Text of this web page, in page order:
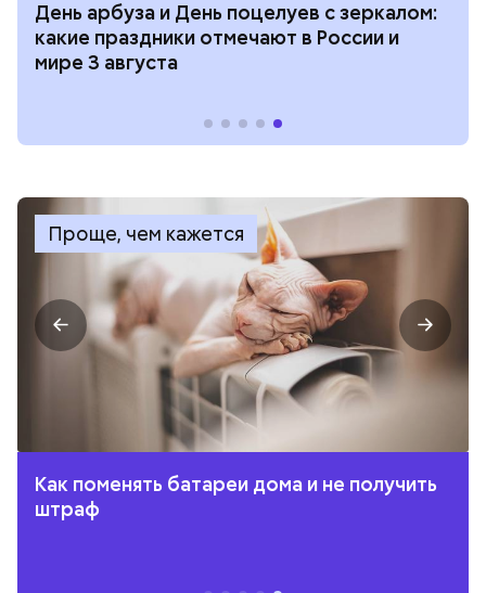
День арбуза и День поцелуев с зеркалом:
какие праздники отмечают в России и
мире 3 августа
Проще, чем кажется
Как поменять батареи дома и не получить
штраф